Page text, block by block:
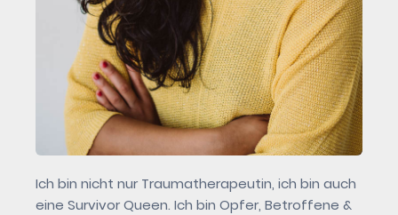
Ich bin nicht nur Traumatherapeutin, ich bin auch
eine Survivor Queen. Ich bin Opfer, Betroffene &